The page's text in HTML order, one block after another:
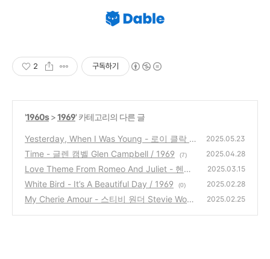
2 구독하기
'1960s>1969' 카테고리의 다른 글
Yesterday, When I Was Young - 로이 클락 R
oy Clark / 1969
(3)
2025.05.23
Time - 글렌 캠벨 Glen Campbell / 1969 (7) 2025.04.28
Love Theme From Romeo And Juliet - 헨리
맨시니 Henry Mancini / 1969
(0)
2025.03.15
White Bird - It’s A Beautiful Day / 1969 (0) 2025.02.28
My Cherie Amour - 스티비 원더 Stevie Wond
2025.02.25